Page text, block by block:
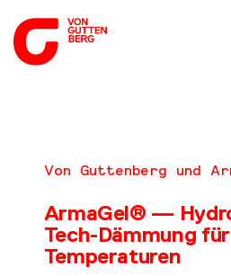
LEISTUNGEN
Von Guttenberg und
ArmaGel® —
Tech-Dämmung
Temperaturen